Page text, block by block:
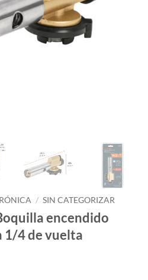
/ SIN CATEGORIZAR
encendido
1/4 de vuelta